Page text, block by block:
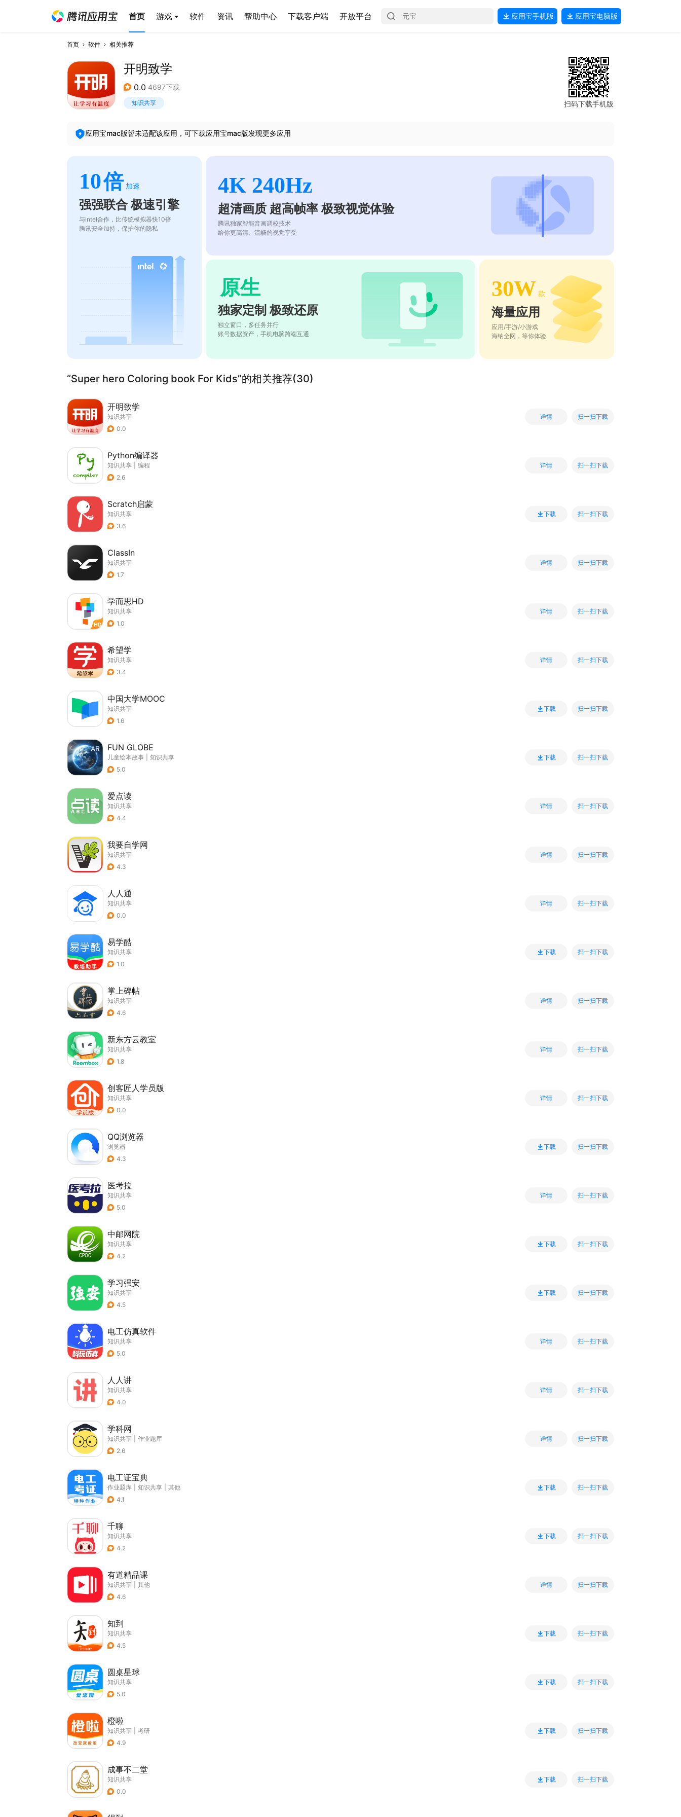
首页 游戏 软件 资讯 帮助中心 下载客户端 开放平台 应用宝手机版 应用宝电脑版
首页 软件 相关推荐
开明致学
0.0 4697下载
知识共享 扫码下载手机版
应用宝mac版暂未适配该应用，可下载应用宝mac版发现更多应用
10倍 加速
强强联合 极速引擎
与intel合作，比传统模拟器快10倍
腾讯安全加持，保护你的隐私
4K 240Hz
超清画质 超高帧率 极致视觉体验
腾讯独家智能音画调校技术
给你更高清、流畅的视觉享受
原生
独家定制 极致还原
独立窗口，多任务并行
账号数据资产，手机电脑跨端互通
30W 款
海量应用
应用/手游/小游戏
海纳全网，等你体验
“Super hero Coloring book For Kids”的相关推荐(30)
开明致学
知识共享
0.0
详情 扫一扫下载
Python编译器
知识共享
编程
2.6
详情 扫一扫下载
Scratch启蒙
知识共享
3.6
下载 扫一扫下载
ClassIn
知识共享
1.7
详情 扫一扫下载
学而思HD
知识共享
1.0
详情 扫一扫下载
希望学
知识共享
3.4
详情 扫一扫下载
中国大学MOOC
知识共享
1.6
下载 扫一扫下载
FUN GLOBE
儿童绘本故事
知识共享
5.0
下载 扫一扫下载
爱点读
知识共享
4.4
详情 扫一扫下载
我要自学网
知识共享
4.3
详情 扫一扫下载
人人通
知识共享
0.0
详情 扫一扫下载
易学酷
知识共享
1.0
下载 扫一扫下载
掌上碑帖
知识共享
4.6
详情 扫一扫下载
新东方云教室
知识共享
1.8
详情 扫一扫下载
创客匠人学员版
知识共享
0.0
详情 扫一扫下载
QQ浏览器
浏览器
4.3
下载 扫一扫下载
医考拉
知识共享
5.0
详情 扫一扫下载
中邮网院
知识共享
4.2
下载 扫一扫下载
学习强安
知识共享
4.5
下载 扫一扫下载
电工仿真软件
知识共享
5.0
详情 扫一扫下载
人人讲
知识共享
4.0
详情 扫一扫下载
学科网
知识共享
作业题库
2.6
详情 扫一扫下载
电工证宝典
作业题库 知识共享
其他
4.1
下载 扫一扫下载
千聊
知识共享
4.2
下载 扫一扫下载
有道精品课
知识共享
其他
4.6
详情 扫一扫下载
知到
知识共享
4.5
下载 扫一扫下载
圆桌星球
知识共享
5.0
下载 扫一扫下载
橙啦
知识共享
考研
4.9
下载 扫一扫下载
成事不二堂
知识共享
0.0
下载 扫一扫下载